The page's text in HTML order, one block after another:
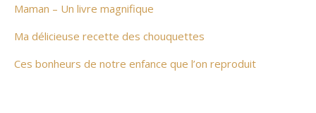
Maman – Un livre magnifique
Ma délicieuse recette des chouquettes
Ces bonheurs de notre enfance que l’on reproduit